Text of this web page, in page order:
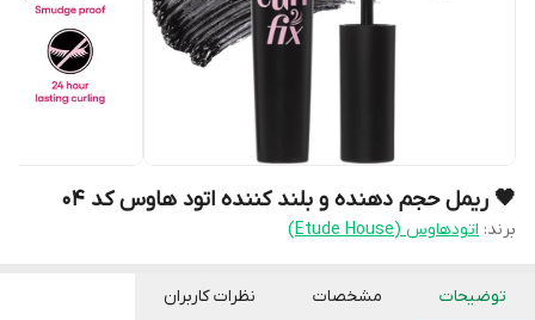
🖤 ریمل حجم دهنده و بلند کننده اتود هاوس کد 04
برند: اتودهاوس (Etude House)
توضیحات مشخصات نظرات کاربران